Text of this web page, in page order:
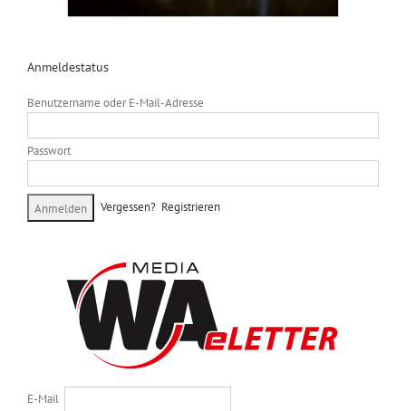
Anmeldestatus
Benutzername oder E-Mail-Adresse
Passwort
Vergessen? Registrieren
E-Mail